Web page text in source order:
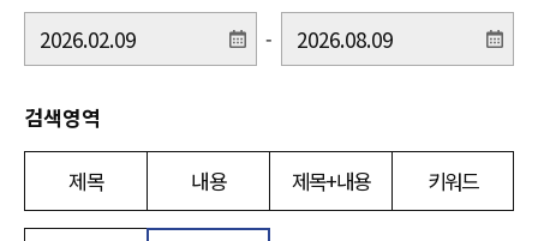
-
검색영역
제목 내용 제목+내용 키워드